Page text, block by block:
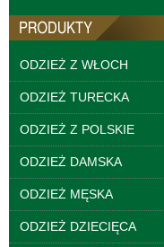
ODZIEŻ Z WŁOCH
ODZIEŻ TURECKA
ODZIEŻ Z POLSKIE
ODZIEŻ DAMSKA
ODZIEŻ MĘSKA
ODZIEŻ DZIECIĘCA
Spodnie damskie
jeansy Roz 25-30, 1
Kolor Paczka 10 szt
61.00 zł
szczegóły